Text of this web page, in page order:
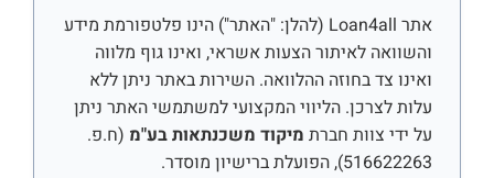
אתר Loan4all (להלן: "האתר") הינו פלטפורמת מידע
והשוואה לאיתור הצעות אשראי, ואינו גוף מלווה
ואינו צד בחוזה ההלוואה. השירות באתר ניתן ללא
עלות לצרכן. הליווי המקצועי למשתמשי האתר ניתן
על ידי צוות חברת מיקוד משכנתאות בע"מ (ח.פ.
516622263), הפועלת ברישיון מוסדר.